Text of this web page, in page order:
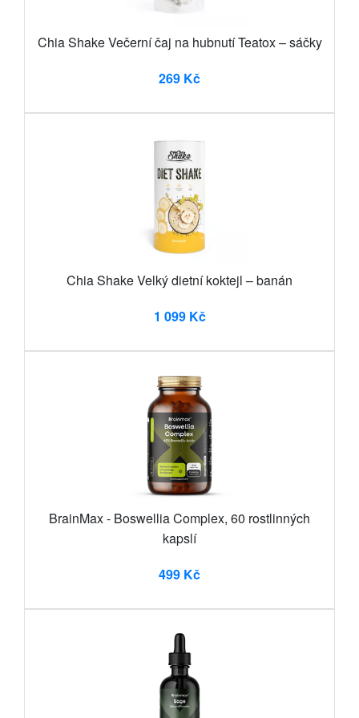
Chia Shake Večerní čaj na hubnutí Teatox – sáčky
269 Kč
Chia Shake Velký dietní koktejl – banán
1 099 Kč
BrainMax - Boswellia Complex, 60 rostlinných
kapslí
499 Kč